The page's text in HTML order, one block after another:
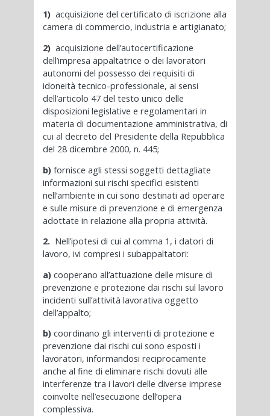
1) acquisizione del certificato di iscrizione alla
camera di commercio, industria e artigianato;
2) acquisizione dell’autocertificazione
dell’impresa appaltatrice o dei lavoratori
autonomi del possesso dei requisiti di
idoneità tecnico-professionale, ai sensi
dell’articolo 47 del testo unico delle
disposizioni legislative e regolamentari in
materia di documentazione amministrativa, di
cui al decreto del Presidente della Repubblica
del 28 dicembre 2000, n. 445;
b) fornisce agli stessi soggetti dettagliate
informazioni sui rischi specifici esistenti
nell’ambiente in cui sono destinati ad operare
e sulle misure di prevenzione e di emergenza
adottate in relazione alla propria attività.
2. Nell’ipotesi di cui al comma 1, i datori di
lavoro, ivi compresi i subappaltatori:
a) cooperano all’attuazione delle misure di
prevenzione e protezione dai rischi sul lavoro
incidenti sull’attività lavorativa oggetto
dell’appalto;
b) coordinano gli interventi di protezione e
prevenzione dai rischi cui sono esposti i
lavoratori, informandosi reciprocamente
anche al fine di eliminare rischi dovuti alle
interferenze tra i lavori delle diverse imprese
coinvolte nell’esecuzione dell’opera
complessiva.